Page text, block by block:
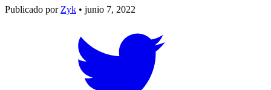
Publicado por Zyk • junio 7, 2022